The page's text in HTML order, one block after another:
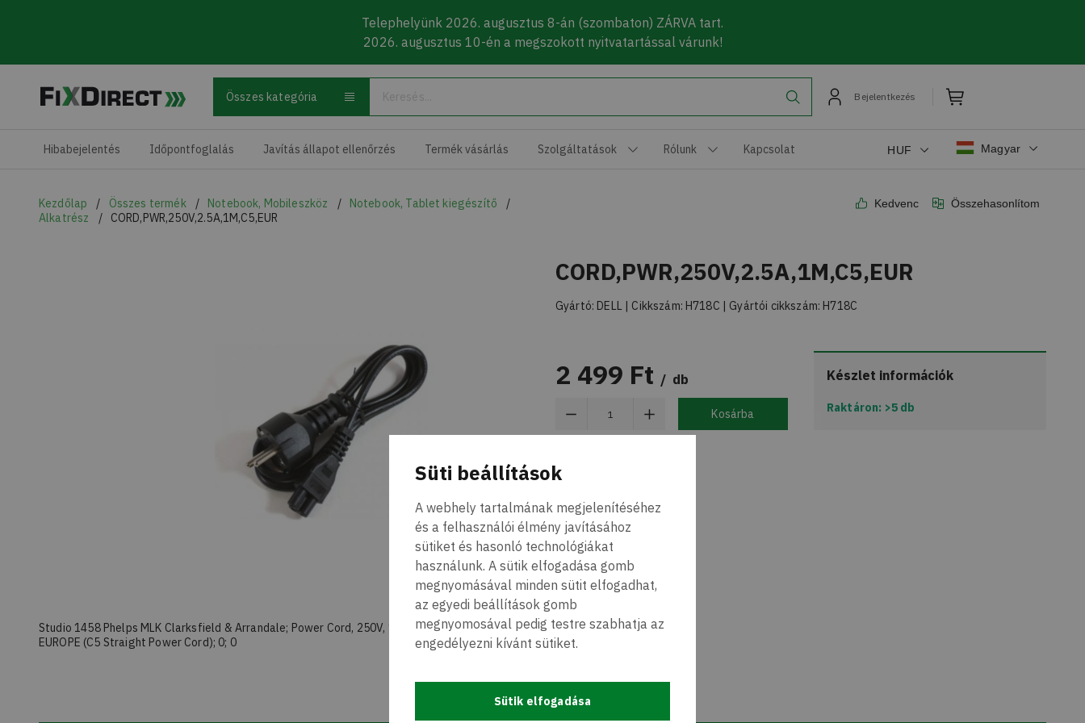
Süti beállítások
A webhely tartalmának megjelenítéséhez
és a felhasználói élmény javításához
sütiket és hasonló technológiákat
használunk. A sütik elfogadása gomb
megnyomásával minden sütit elfogadhat,
az egyedi beállítások gomb
megnyomosával pedig testre szabhatja az
engedélyezni kívánt sütiket.
Sütik elfogadása
Telephelyünk 2026. augusztus 8-án (szombaton) ZÁRVA tart.
2026. augusztus 10-én a megszokott nyitvatartással várunk!
Skip to main content Összes kategória Keresés Bejelentkezés
Hibabejelentés Időpontfoglalás Javítás állapot ellenőrzés Termék vásárlás Szolgáltatások Rólunk Kapcsolat HUF Magyar
Kezdőlap Összes termék Notebook, Mobileszköz
Notebook, Tablet kiegészítő
Alkatrész
CORD,PWR,250V,2.5A,1M,C5,EUR
Kedvenc Összehasonlítom
Gyártó: DELL | Cikkszám: H718C | Gyártói cikkszám: H718C
Studio 1458 Phelps MLK Clarksfield & Arrandale; Power Cord, 250V, 1M/3Ft, 3-Pin plug,
EUROPE (C5 Straight Power Cord); 0; 0
Készlet információk
Raktáron: >5 db
Kosárba
2 499 Ft db
CORD,PWR,250V,2.5A,1M,C5,EUR
Specifikáció